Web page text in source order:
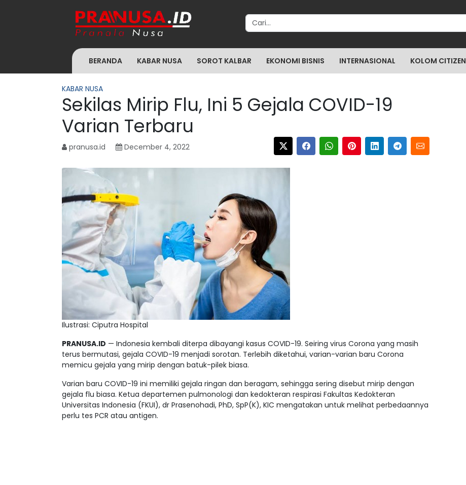
Search for:
BERANDA KABAR NUSA SOROT KALBAR EKONOMI BISNIS INTERNASIONAL KOLOM CITIZEN
KABAR NUSA
Sekilas Mirip Flu, Ini 5 Gejala COVID-19
Varian Terbaru
pranusa.id December 4, 2022
Ilustrasi: Ciputra Hospital
PRANUSA.ID — Indonesia kembali diterpa dibayangi kasus COVID-19. Seiring virus Corona yang masih
terus bermutasi, gejala COVID-19 menjadi sorotan. Terlebih diketahui, varian-varian baru Corona
memicu gejala yang mirip dengan batuk-pilek biasa.
Varian baru COVID-19 ini memiliki gejala ringan dan beragam, sehingga sering disebut mirip dengan
gejala flu biasa. Ketua departemen pulmonologi dan kedokteran respirasi Fakultas Kedokteran
Universitas Indonesia (FKUI), dr Prasenohadi, PhD, SpP(K), KIC mengatakan untuk melihat perbedaannya
perlu tes PCR atau antigen.